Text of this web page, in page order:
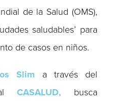
de la Salud (OMS),
saludables’ para
de casos en niños.
Slim a través del
CASALUD, busca